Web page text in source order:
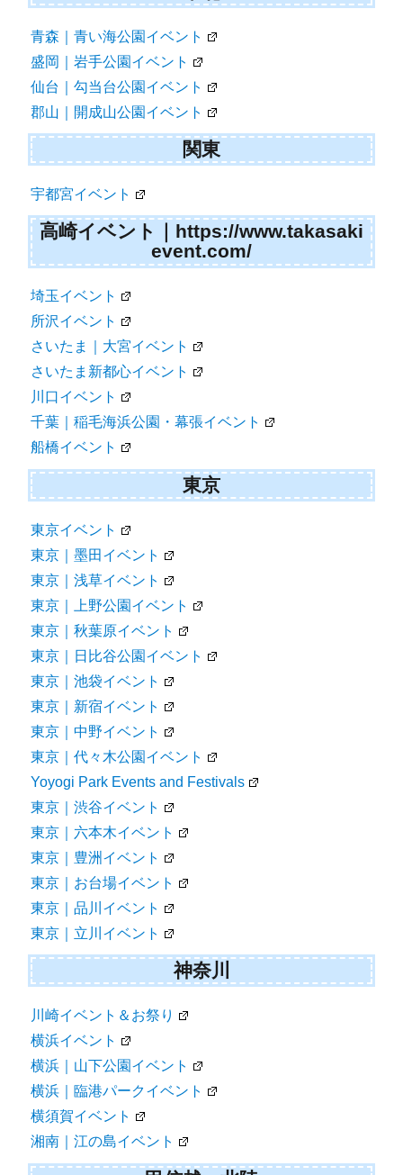
青森｜青い海公園イベント
盛岡｜岩手公園イベント
仙台｜勾当台公園イベント
郡山｜開成山公園イベント
関東
宇都宮イベント
高崎イベント｜https://www.takasaki
event.com/
埼玉イベント
所沢イベント
さいたま｜大宮イベント
さいたま新都心イベント
川口イベント
千葉｜稲毛海浜公園・幕張イベント
船橋イベント
東京
東京イベント
東京｜墨田イベント
東京｜浅草イベント
東京｜上野公園イベント
東京｜秋葉原イベント
東京｜日比谷公園イベント
東京｜池袋イベント
東京｜新宿イベント
東京｜中野イベント
東京｜代々木公園イベント
Yoyogi Park Events and Festivals
東京｜渋谷イベント
東京｜六本木イベント
東京｜豊洲イベント
東京｜お台場イベント
東京｜品川イベント
東京｜立川イベント
神奈川
川崎イベント＆お祭り
横浜イベント
横浜｜山下公園イベント
横浜｜臨港パークイベント
横須賀イベント
湘南｜江の島イベント